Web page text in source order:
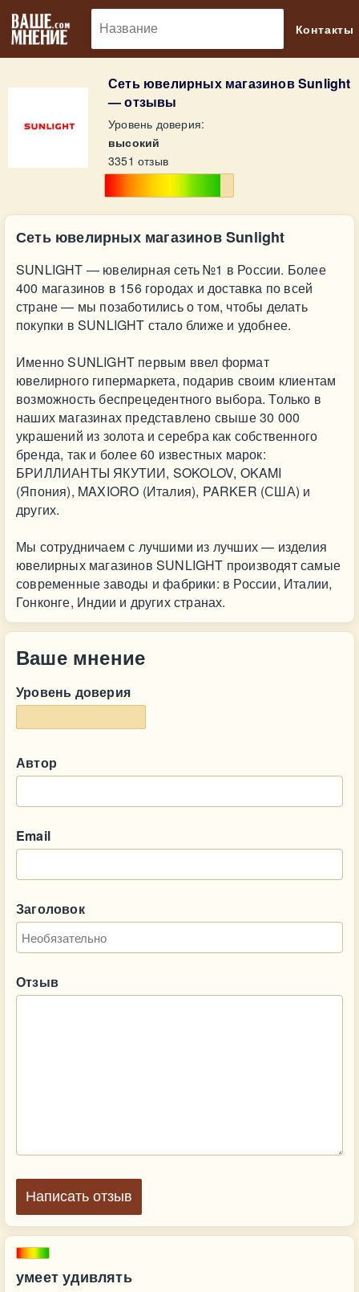
Контакты
Сеть ювелирных магазинов Sunlight
— отзывы
Уровень доверия:
высокий
3351 отзыв
умеет удивлять
Сеть ювелирных магазинов Sunlight
SUNLIGHT — ювелирная сеть №1 в России. Более
400 магазинов в 156 городах и доставка по всей
стране — мы позаботились о том, чтобы делать
покупки в SUNLIGHT стало ближе и удобнее.
Именно SUNLIGHT первым ввел формат
ювелирного гипермаркета, подарив своим клиентам
возможность беспрецедентного выбора. Только в
наших магазинах представлено свыше 30 000
украшений из золота и серебра как собственного
бренда, так и более 60 известных марок:
БРИЛЛИАНТЫ ЯКУТИИ, SOKOLOV, OKAMI
(Япония), MAXIORO (Италия), PARKER (США) и
других.
Мы сотрудничаем с лучшими из лучших — изделия
ювелирных магазинов SUNLIGHT производят самые
современные заводы и фабрики: в России, Италии,
Гонконге, Индии и других странах.
Ваше мнение
Уровень доверия
Автор
Email
Заголовок
Отзыв
Написать отзыв